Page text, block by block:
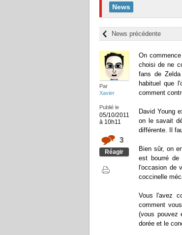
News
News précédente
Par
Xavier
Publié le
05/10/2011
à 10h11
3
Réagir
On
choisi de ne
fans de
habituel que
comment
David Young
on le savait
différente. Il
Bien sûr, on
est bourré de
l'occasion de
coccinelle
Vous l'avez
comment
(vous pouvez
dorée et le